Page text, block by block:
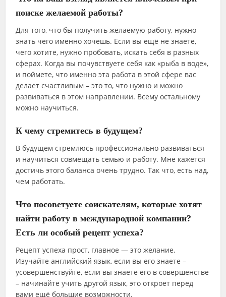
поиске желаемой работы?
Для того, что бы получить желаемую работу, нужно
знать чего именно хочешь. Если вы ещё не знаете,
чего хотите, нужно пробовать, искать себя в разных
сферах. Когда вы почувствуете себя как «рыба в воде»,
и поймете, что именно эта работа в этой сфере вас
делает счастливым – это то, что нужно и можно
развиваться в этом направлении. Всему остальному
можно научиться.
К чему стремитесь в будущем?
В будущем стремлюсь профессионально развиваться
и научиться совмещать семью и работу. Мне кажется
достичь этого баланса очень трудно. Так что, есть над,
чем работать.
Что посоветуете соискателям, которые хотят
найти работу в международной компании?
Есть ли особый рецепт успеха?
Рецепт успеха прост, главное — это желание.
Изучайте английский язык, если вы его знаете –
усовершенствуйте, если вы знаете его в совершенстве
– начинайте учить другой язык, это откроет перед
вами ещё большие возможности.